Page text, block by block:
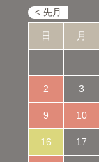
日 月
2 3
9 10
16 17